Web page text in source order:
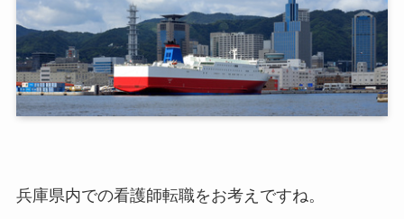
兵庫県内での看護師転職をお考えですね。